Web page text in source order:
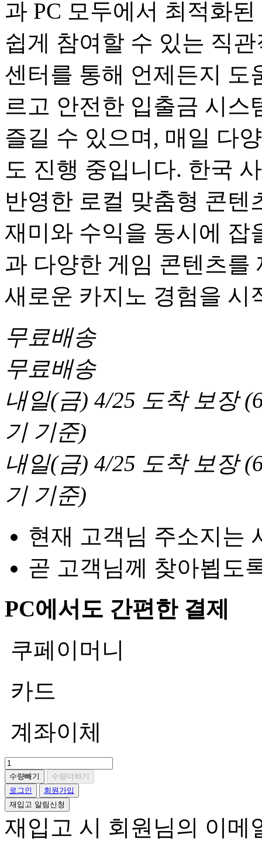
과 PC 모두에서 최적화
쉽게 참여할 수 있는 직
센터를 통해 언제든지 도
르고 안전한 입출금 시스
즐길 수 있으며, 매일 다
도 진행 중입니다. 한국
반영한 로컬 맞춤형 콘텐
재미와 수익을 동시에 잡
과 다양한 게임 콘텐츠를
새로운 카지노 경험을 시
무료배송
무료배송
내일(금) 4/25 도착 보장(
기 기준)
내일(금) 4/25 도착 보장(
기 기준)
현재 고객님 주소지는
곧 고객님께 찾아뵙도
PC에서도 간편한 결제
쿠페이머니
카드
계좌이체
수량빼기
수량더하기
로그인
회원가입
재입고 알림신청
재입고 시 회원님의 이메